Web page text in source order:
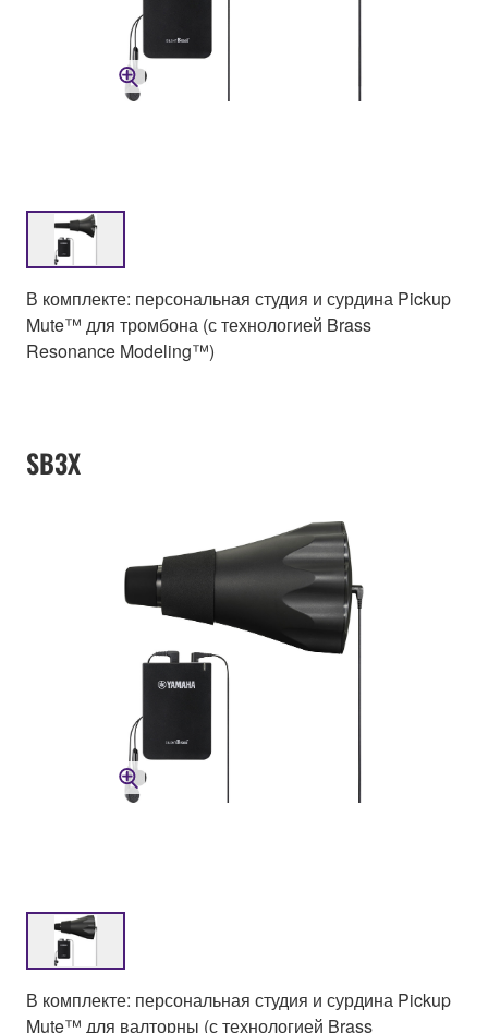
В комплекте: персональная студия и сурдина Pickup
Mute™ для тромбона (с технологией Brass
Resonance Modeling™)
SB3X
В комплекте: персональная студия и сурдина Pickup
Mute™ для валторны (с технологией Brass